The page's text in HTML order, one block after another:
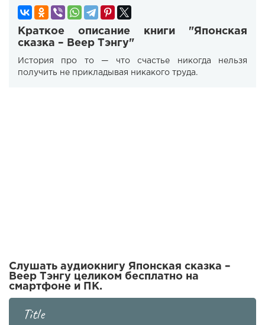
Краткое описание книги "Японская
сказка – Веер Тэнгу"
История про то — что счастье никогда нельзя
получить не прикладывая никакого труда.
Слушать аудиокнигу Японская сказка –
Веер Тэнгу целиком бесплатно на
смартфоне и ПК.
Title